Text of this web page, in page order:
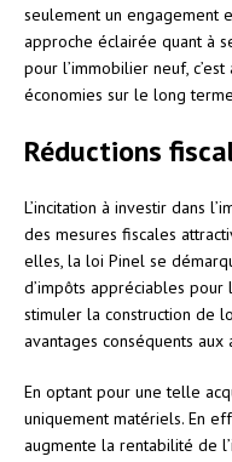
seulement un engagement
approche éclairée quant à
pour l’immobilier neuf,
économies sur le long
Réductions
L’incitation à investir dans
des mesures fiscales
elles, la loi Pinel se
d’impôts appréciables pour
stimuler la construction de
avantages conséquents aux
En optant pour une telle
uniquement matériels. En
augmente la rentabilité de